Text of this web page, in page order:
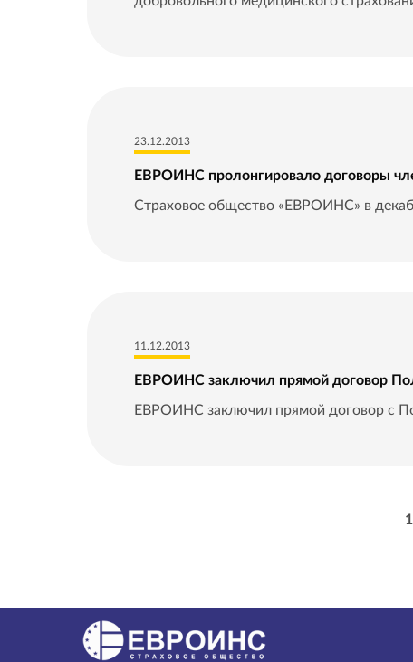
23.12.2013
ЕВРОИНС пролонгировало договоры
Страховое общество «ЕВРОИНС» в
11.12.2013
ЕВРОИНС заключил прямой договор
ЕВРОИНС заключил прямой договор с
1